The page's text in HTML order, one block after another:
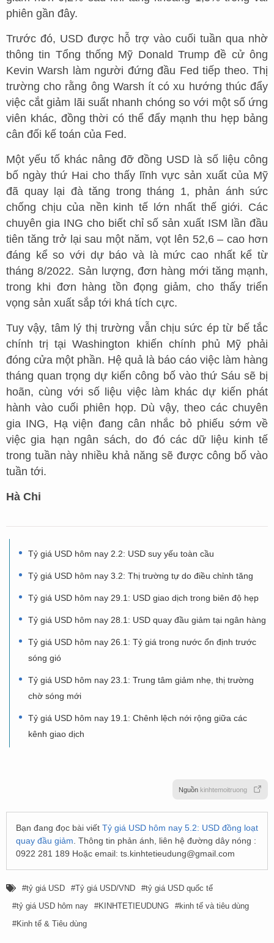
phiên gần đây.
Trước đó, USD được hỗ trợ vào cuối tuần qua nhờ
thông tin Tổng thống Mỹ Donald Trump đề cử ông
Kevin Warsh làm người đứng đầu Fed tiếp theo. Thị
trường cho rằng ông Warsh ít có xu hướng thúc đẩy
việc cắt giảm lãi suất nhanh chóng so với một số ứng
viên khác, đồng thời có thể đẩy mạnh thu hẹp bảng
cân đối kế toán của Fed.
Một yếu tố khác nâng đỡ đồng USD là số liệu công
bố ngày thứ Hai cho thấy lĩnh vực sản xuất của Mỹ
đã quay lại đà tăng trong tháng 1, phản ánh sức
chống chịu của nền kinh tế lớn nhất thế giới. Các
chuyên gia ING cho biết chỉ số sản xuất ISM lần đầu
tiên tăng trở lại sau một năm, vọt lên 52,6 – cao hơn
đáng kể so với dự báo và là mức cao nhất kể từ
tháng 8/2022. Sản lượng, đơn hàng mới tăng mạnh,
trong khi đơn hàng tồn đọng giảm, cho thấy triển
vọng sản xuất sắp tới khá tích cực.
Tuy vậy, tâm lý thị trường vẫn chịu sức ép từ bế tắc
chính trị tại Washington khiến chính phủ Mỹ phải
đóng cửa một phần. Hệ quả là báo cáo việc làm hàng
tháng quan trọng dự kiến công bố vào thứ Sáu sẽ bị
hoãn, cùng với số liệu việc làm khác dự kiến phát
hành vào cuối phiên họp. Dù vậy, theo các chuyên
gia ING, Hạ viện đang cân nhắc bỏ phiếu sớm về
việc gia hạn ngân sách, do đó các dữ liệu kinh tế
trong tuần này nhiều khả năng sẽ được công bố vào
tuần tới.
Hà Chi
Tỷ giá USD hôm nay 2.2: USD suy yếu toàn cầu
Tỷ giá USD hôm nay 3.2: Thị trường tự do điều chỉnh tăng
Tỷ giá USD hôm nay 29.1: USD giao dịch trong biên độ hẹp
Tỷ giá USD hôm nay 28.1: USD quay đầu giảm tại ngân hàng
Tỷ giá USD hôm nay 26.1: Tỷ giá trong nước ổn định trước
sóng gió
Tỷ giá USD hôm nay 23.1: Trung tâm giảm nhẹ, thị trường
chờ sóng mới
Tỷ giá USD hôm nay 19.1: Chênh lệch nới rộng giữa các
kênh giao dịch
Nguồn kinhtemoitruong
Bạn đang đọc bài viết Tỷ giá USD hôm nay 5.2: USD đồng loạt
quay đầu giảm . Thông tin phản ánh, liên hệ đường dây nóng :
0922 281 189 Hoặc email: ts.kinhtetieudung@gmail.com
tỷ giá USD Tỷ giá USD/VND
tỷ giá USD quốc tế
tỷ giá USD hôm nay
KINHTETIEUDUNG
kinh tế và tiêu dùng
Kinh tế & Tiêu dùng